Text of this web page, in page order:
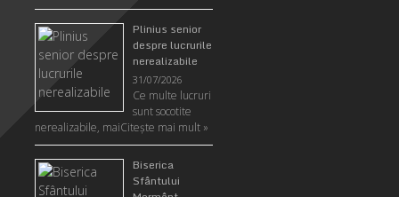
Plinius senior
despre lucrurile
nerealizabile
31/07/2026
Ce multe lucruri
sunt socotite
nerealizabile, maiCiteşte mai mult »
Biserica
Sfântului